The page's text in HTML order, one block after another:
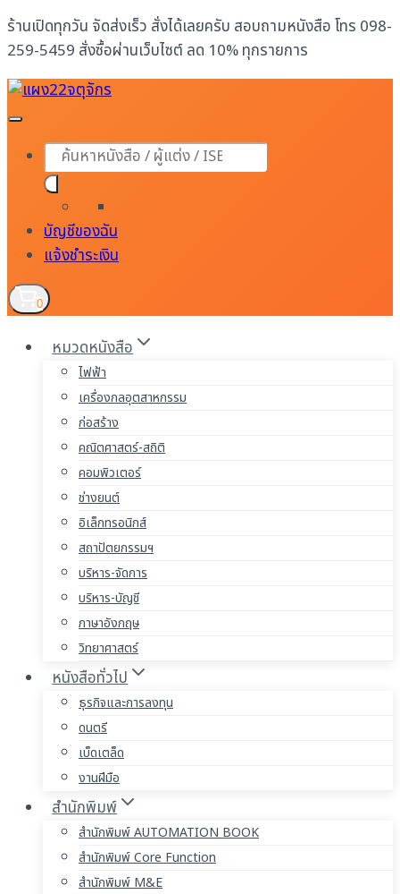
Skip
to
content
ร้านเปิดทุกวัน จัดส่งเร็ว สั่งได้เลยครับ สอบถามหนังสือ โทร 098-
259-5459 สั่งซื้อผ่านเว็บไซต์ ลด 10% ทุกรายการ
Products
search
บัญชีของฉัน
แจ้งชำระเงิน
0
หมวดหนังสือ
ไฟฟ้า
เครื่องกลอุตสาหกรรม
ก่อสร้าง
คณิตศาสตร์-สถิติ
คอมพิวเตอร์
ช่างยนต์
อิเล็กทรอนิกส์
สถาปัตยกรรมฯ
บริหาร-จัดการ
บริหาร-บัญชี
ภาษาอังกฤษ
วิทยาศาสตร์
หนังสือทั่วไป
ธุรกิจและการลงทุน
ดนตรี
เบ็ดเตล็ด
งานฝีมือ
สำนักพิมพ์
สำนักพิมพ์ AUTOMATION BOOK
สำนักพิมพ์ Core Function
สำนักพิมพ์ M&E